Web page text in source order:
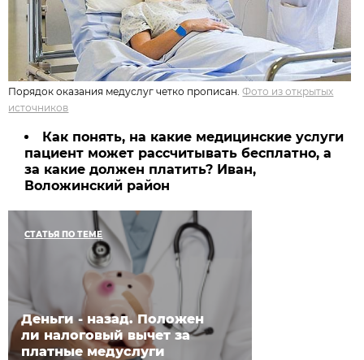
Порядок оказания медуслуг четко прописан. Фото из открытых
источников
Как понять, на какие медицинские услуги
пациент может рассчитывать бесплатно, а
за какие должен платить? Иван,
Воложинский район
СТАТЬЯ ПО ТЕМЕ
Деньги - назад. Положен
ли налоговый вычет за
платные медуслуги